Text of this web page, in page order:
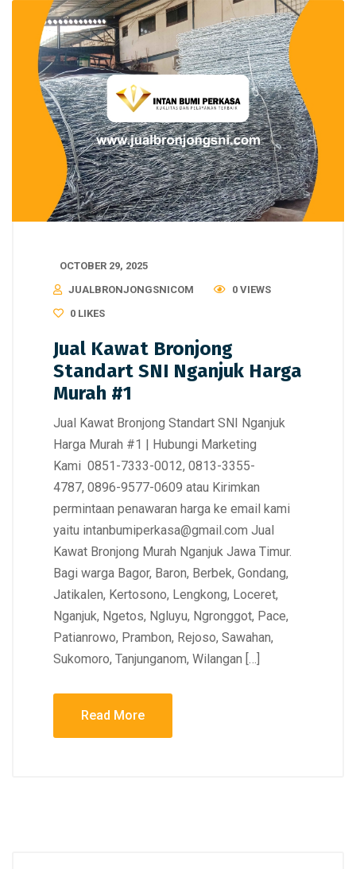
OCTOBER 29, 2025
JUALBRONJONGSNICOM
0 VIEWS
0 LIKES
Jual Kawat Bronjong
Standart SNI Nganjuk Harga
Murah #1
Jual Kawat Bronjong Standart SNI Nganjuk
Harga Murah #1 | Hubungi Marketing
Kami 0851-7333-0012, 0813-3355-
4787, 0896-9577-0609 atau Kirimkan
permintaan penawaran harga ke email kami
yaitu intanbumiperkasa@gmail.com Jual
Kawat Bronjong Murah Nganjuk Jawa Timur.
Bagi warga Bagor, Baron, Berbek, Gondang,
Jatikalen, Kertosono, Lengkong, Loceret,
Nganjuk, Ngetos, Ngluyu, Ngronggot, Pace,
Patianrowo, Prambon, Rejoso, Sawahan,
Sukomoro, Tanjunganom, Wilangan […]
Read More